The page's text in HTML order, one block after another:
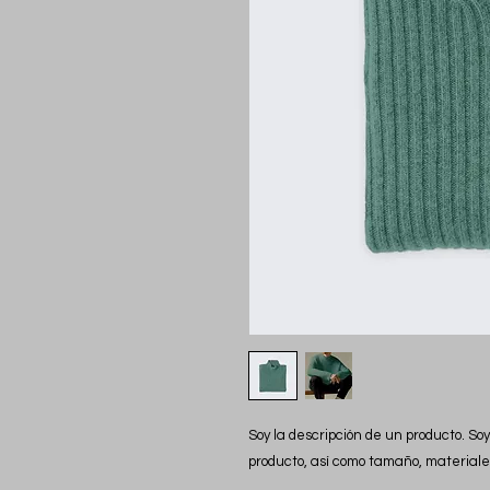
Soy la descripción de un producto.
producto, así como tamaño,